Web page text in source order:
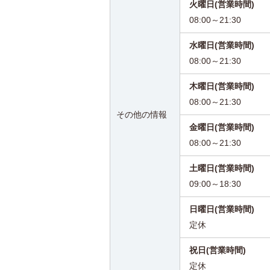
その他の情報
火曜日(営業時間)
08:00～21:30
水曜日(営業時間)
08:00～21:30
木曜日(営業時間)
08:00～21:30
金曜日(営業時間)
08:00～21:30
土曜日(営業時間)
09:00～18:30
日曜日(営業時間)
定休
祝日(営業時間)
定休